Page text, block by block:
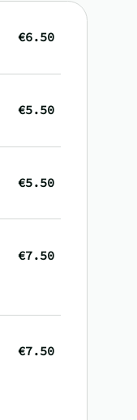
€6.50
€5.50
€5.50
€7.50
€7.50